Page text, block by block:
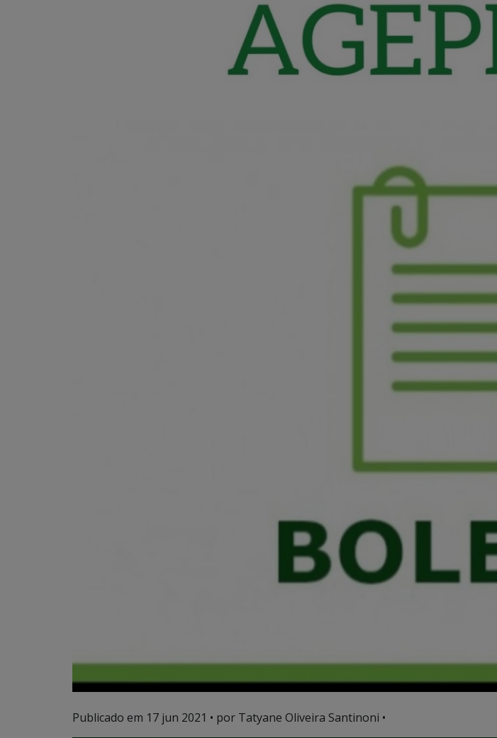
Publicado em 17 jun 2021 • por Tatyane Oliveira Santinoni •